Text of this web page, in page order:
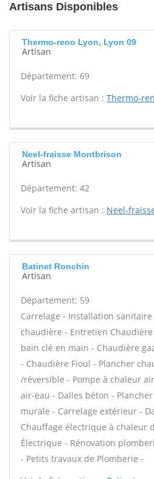
Artisans Disponibles
Thermo-reno Lyon, Lyon 09
Artisan
Département: 69
Voir la fiche artisan : Thermo-
Neel-fraisse Montbrison
Artisan
Département: 42
Voir la fiche artisan : Neel-
Batinet Ronchin
Artisan
Département: 59
Carrelage - Installation
chaudière - Entretien
bain clé en main - Chaudière
- Chaudière Fioul - Plancher
/réversible - Pompe à chaleur
air-eau - Dalles béton -
murale - Carrelage extérieur -
Chauffage électrique à chaleur
Électrique - Rénovation
- Petits travaux de Plomberie -